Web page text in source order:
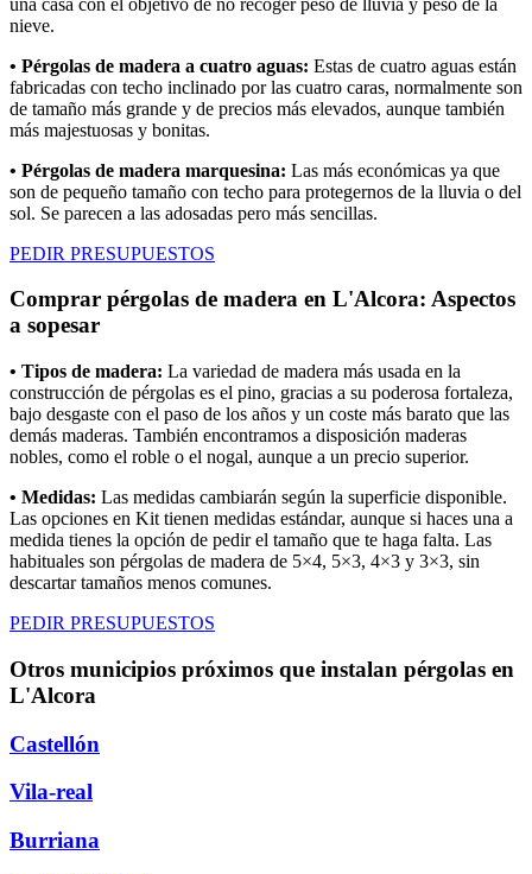
nieve.
• Pérgolas de madera a cuatro aguas: Estas de cuatro aguas están
fabricadas con techo inclinado por las cuatro caras, normalmente son
de tamaño más grande y de precios más elevados, aunque también
más majestuosas y bonitas.
• Pérgolas de madera marquesina: Las más económicas ya que
son de pequeño tamaño con techo para protegernos de la lluvia o del
sol. Se parecen a las adosadas pero más sencillas.
PEDIR PRESUPUESTOS
Comprar pérgolas de madera en L'Alcora: Aspectos
a sopesar
• Tipos de madera: La variedad de madera más usada en la
construcción de pérgolas es el pino, gracias a su poderosa fortaleza,
bajo desgaste con el paso de los años y un coste más barato que las
demás maderas. También encontramos a disposición maderas
nobles, como el roble o el nogal, aunque a un precio superior.
• Medidas: Las medidas cambiarán según la superficie disponible.
Las opciones en Kit tienen medidas estándar, aunque si haces una a
medida tienes la opción de pedir el tamaño que te haga falta. Las
habituales son pérgolas de madera de 5×4, 5×3, 4×3 y 3×3, sin
descartar tamaños menos comunes.
PEDIR PRESUPUESTOS
Otros municipios próximos que instalan pérgolas en
L'Alcora
Castellón
Vila-real
Burriana